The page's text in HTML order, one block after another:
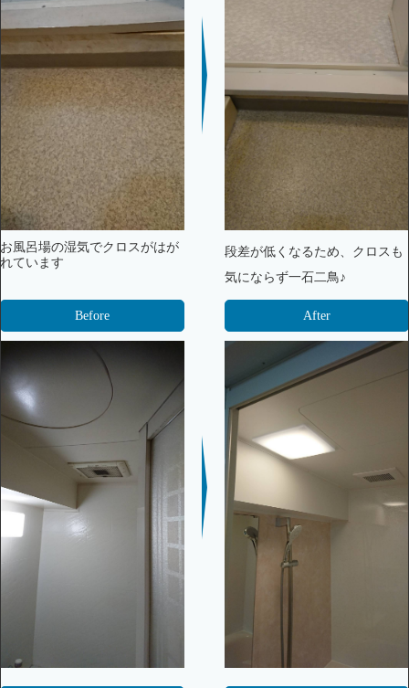
お風呂場の湿気でクロスがはが
れています
段差が低くなるため、クロスも
気にならず一石二鳥♪
Before After